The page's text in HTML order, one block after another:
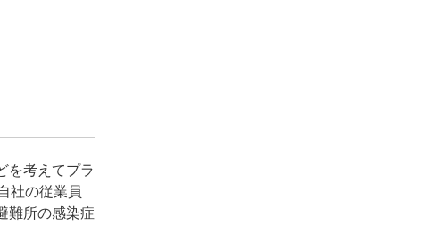
を考えてプラ
社の従業員
難所の感染症